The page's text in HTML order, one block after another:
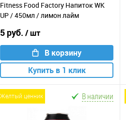
Fitness Food Factory Напиток WK
UP / 450мл / лимон лайм
5 руб. / шт
В корзину
Купить в 1 клик
желтый ценник В наличии